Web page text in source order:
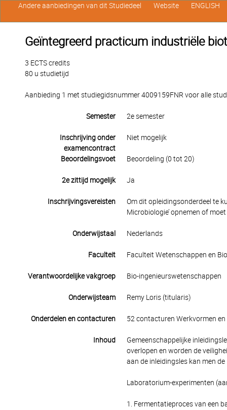
Geïntegreerd practicum industriële
3 ECTS credits
80 u studietijd
Aanbieding 1 met studiegidsnummer 4009159FNR voor alle
Semester 2e semester
Inschrijving onder
examencontract
Niet mogelijk
Beoordelingsvoet Beoordeling (0 tot 20)
2e zittijd mogelijk Ja
Inschrijvingsvereisten
Om dit opleidingsonderdeel te
Microbiologie’ opnemen of
Onderwijstaal Nederlands
Faculteit Faculteit Wetenschappen en
Verantwoordelijke vakgroep Bio-ingenieurswetenschappen
Onderwijsteam Remy Loris (titularis)
Onderdelen en contacturen 52 contacturen Werkvormen en
Inhoud
Gemeenschappelijke
overlopen en worden de
aan de inleidingsles kan men
Laboratorium-experimenten
1. Fermentatieproces van een
Andere aanbiedingen van dit Studiedeel Website ENGLISH